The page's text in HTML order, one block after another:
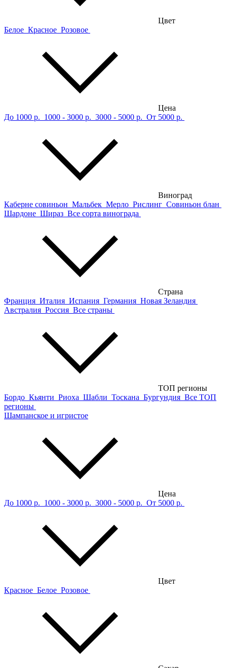
Цвет
Белое Красное Розовое
Цена
До 1000 р. 1000 - 3000 р. 3000 - 5000 р. От 5000 р.
Виноград
Каберне совиньон Мальбек Мерло Рислинг Совиньон блан
Шардоне Шираз Все сорта винограда
Страна
Франция Италия Испания Германия Новая Зеландия
Австралия Россия Все страны
ТОП регионы
Бордо Кьянти Риоха Шабли Тоскана Бургундия Все ТОП
регионы
Шампанское и игристое
Цена
До 1000 р. 1000 - 3000 р. 3000 - 5000 р. От 5000 р.
Цвет
Красное Белое Розовое